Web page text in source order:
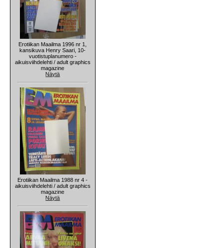
Erotiikan Maailma 1996 nr 1,
kansikuva Henry Saari, 10-
vuotistuplanumero -
aikuisviihdelehti / adult graphics
magazine
Näytä
Erotiikan Maailma 1988 nr 4 -
aikuisviihdelehti / adult graphics
magazine
Näytä